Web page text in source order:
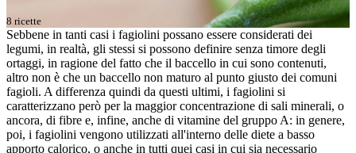
8 ricette
Sebbene in tanti casi i fagiolini possano essere considerati dei
legumi, in realtà, gli stessi si possono definire senza timore degli
ortaggi, in ragione del fatto che il baccello in cui sono contenuti,
altro non è che un baccello non maturo al punto giusto dei comuni
fagioli. A differenza quindi da questi ultimi, i fagiolini si
caratterizzano però per la maggior concentrazione di sali minerali, o
ancora, di fibre e, infine, anche di vitamine del gruppo A: in genere,
poi, i fagiolini vengono utilizzati all'interno delle diete a basso
apporto calorico, o anche in tutti quei casi in cui sia necessario